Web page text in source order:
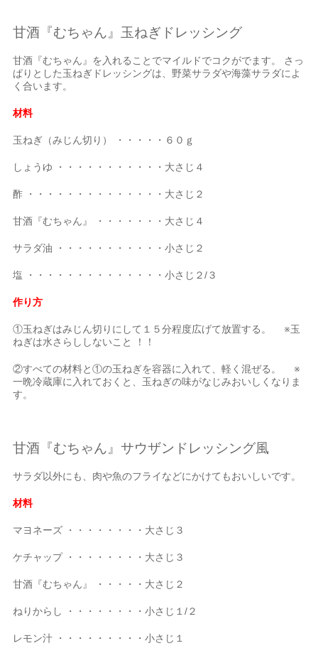
甘酒『むちゃん』玉ねぎドレッシング
甘酒『むちゃん』を入れることでマイルドでコクがでます。 さっ
ぱりとした玉ねぎドレッシングは、野菜サラダや海藻サラダによ
く合います。
材料
玉ねぎ（みじん切り） ・・・・・６０ｇ
しょうゆ ・・・・・・・・・・・大さじ４
酢 ・・・・・・・・・・・・・・大さじ２
甘酒『むちゃん』 ・・・・・・・大さじ４
サラダ油 ・・・・・・・・・・・小さじ２
塩 ・・・・・・・・・・・・・・小さじ２/３
作り方
①玉ねぎはみじん切りにして１５分程度広げて放置する。 ※玉
ねぎは水さらししないこと ！！
②すべての材料と①の玉ねぎを容器に入れて、軽く混ぜる。 ※
一晩冷蔵庫に入れておくと、玉ねぎの味がなじみおいしくなりま
す。
甘酒『むちゃん』サウザンドレッシング風
サラダ以外にも、肉や魚のフライなどにかけてもおいしいです。
材料
マヨネーズ ・・・・・・・・大さじ３
ケチャップ ・・・・・・・・大さじ３
甘酒『むちゃん』 ・・・・・大さじ２
ねりからし ・・・・・・・・小さじ１/２
レモン汁 ・・・・・・・・・小さじ１